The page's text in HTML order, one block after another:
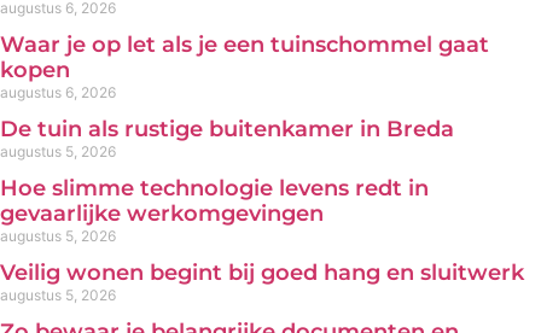
augustus 6, 2026
Waar je op let als je een tuinschommel gaat
kopen
augustus 6, 2026
De tuin als rustige buitenkamer in Breda
augustus 5, 2026
Hoe slimme technologie levens redt in
gevaarlijke werkomgevingen
augustus 5, 2026
Veilig wonen begint bij goed hang en sluitwerk
augustus 5, 2026